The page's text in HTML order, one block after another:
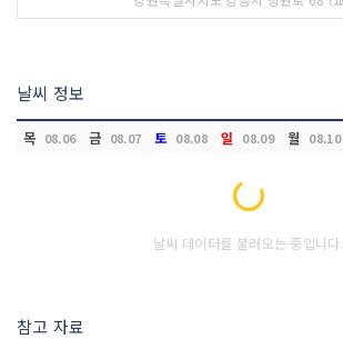
날씨 정보
목 08.06 금 08.07 토 08.08 일 08.09 월 08.10
Loading...
날씨 데이터를 불러오는 중입니다.
참고 자료